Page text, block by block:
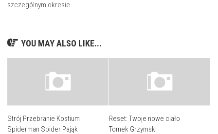
szczególnym okresie.
YOU MAY ALSO LIKE...
Strój Przebranie Kostium
Spiderman Spider Pająk
Reset: Twoje nowe ciało
Tomek Grzymski